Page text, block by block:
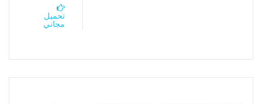
تحميل
مجاني